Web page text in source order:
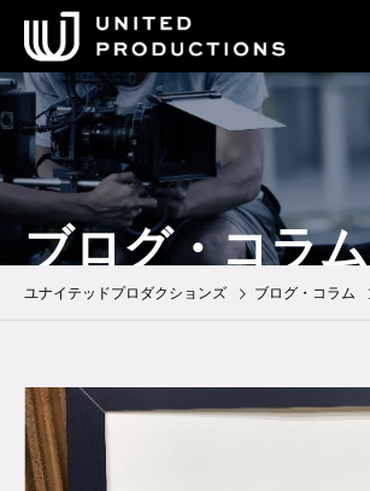
ブログ・コラム
ユナイテッドプロダクションズ ブログ・コラム